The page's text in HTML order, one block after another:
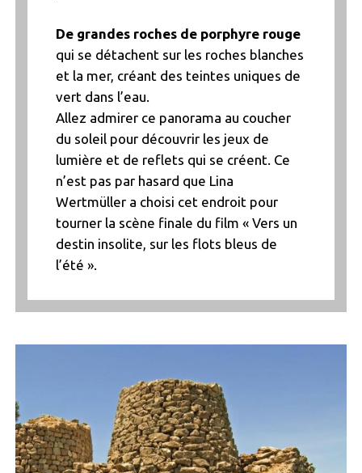
De grandes roches de porphyre rouge
qui se détachent sur les roches blanches
et la mer, créant des teintes uniques de
vert dans l’eau.
Allez admirer ce panorama au coucher
du soleil pour découvrir les jeux de
lumière et de reflets qui se créent. Ce
n’est pas par hasard que Lina
Wertmüller a choisi cet endroit pour
tourner la scène finale du film « Vers un
destin insolite, sur les flots bleus de
l’été ».